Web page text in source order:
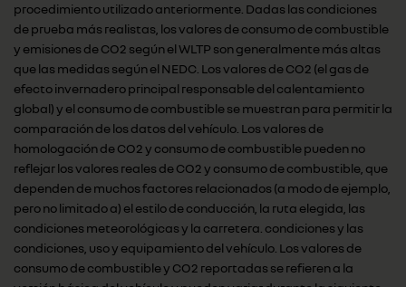
procedimiento utilizado anteriormente. Dadas las condiciones
de prueba más realistas, los valores de consumo de combustible
y emisiones de CO2 según el WLTP son generalmente más altas
que las medidas según el NEDC. Los valores de CO2 (el gas de
efecto invernadero principal responsable del calentamiento
global) y el consumo de combustible se muestran para permitir la
comparación de los datos del vehículo. Los valores de
homologación de CO2 y consumo de combustible pueden no
reflejar los valores reales de CO2 y consumo de combustible, que
dependen de muchos factores relacionados (a modo de ejemplo,
pero no limitado a) el estilo de conducción, la ruta elegida, las
condiciones meteorológicas y la carretera. condiciones y las
condiciones, uso y equipamiento del vehículo. Los valores de
consumo de combustible y CO2 reportadas se refieren a la